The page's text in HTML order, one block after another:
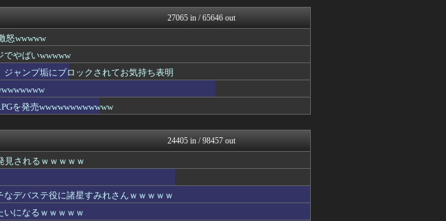
まとめたニュース
ホロちゃんねる
ん」
差 26年上期
キムチ速報
画が海外で話題に「...
ポッカキット
た」
なんじぇいスタジアム＠なん...
ない！！」←これさぁ.....
鬼女の宅配便 - 修羅場・...
込む小さな投手が逆さ吊...
期が話しやすいよ...
℃-ute派なんday
注文）によって長期間...
NEWSまとめもりー｜2c...
ったと聞いていたが彼は...
えないんだけど
なんじぇいスタジアム＠なん...
かせまと！
27065 in / 65646 out
怒wwwww
でやばいwwwww
ジャンプ垢にブロックされてお気持ち表明
を発売wwwwwwwwwwww
24405 in / 98457 out
見されるｗｗｗｗｗ
なデバステ役に諸星すみれさんｗｗｗｗｗ
いになるｗｗｗｗｗ